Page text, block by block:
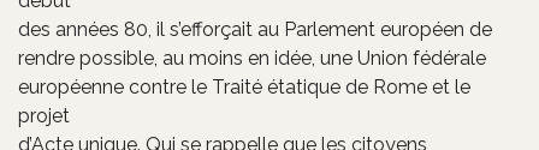
des années 80, il s’efforçait au Parlement européen de
rendre possible, au moins en idée, une Union fédérale
européenne contre le Traité étatique de Rome et le
projet
d’Acte unique. Qui se rappelle que les citoyens